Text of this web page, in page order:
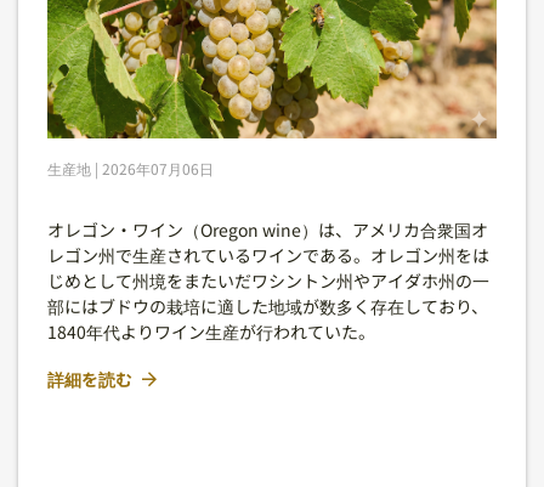
生産地 | 2026年07月06日
オレゴン・ワイン（Oregon wine）は、アメリカ合衆国オ
レゴン州で生産されているワインである。オレゴン州をは
じめとして州境をまたいだワシントン州やアイダホ州の一
部にはブドウの栽培に適した地域が数多く存在しており、
1840年代よりワイン生産が行われていた。
詳細を読む